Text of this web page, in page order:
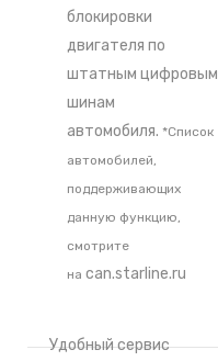
блокировки
двигателя по
штатным цифровым
шинам
автомобиля. *Список
автомобилей,
поддерживающих
данную функцию,
смотрите
на can.starline.ru
Удобный сервис